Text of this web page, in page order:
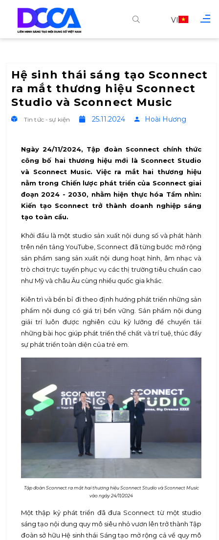
VI
Hệ sinh thái sáng tạo Sconnect
ra mắt thương hiệu Sconnect
Studio và Sconnect Music
Tin tức - sự kiện 25.11.2024 Hoài Hương
Ngày 24/11/2024, Tập đoàn Sconnect chính thức
công bố hai thương hiệu mới là Sconnect Studio
và Sconnect Music. Việc ra mắt hai thương hiệu
nằm trong Chiến lược phát triển của Sconnect giai
đoạn 2024 - 2030, nhằm hiện thực hóa Tầm nhìn:
Kiến tạo Sconnect trở thành doanh nghiệp sáng
tạo toàn cầu.
Khởi đầu là một studio sản xuất nội dung số và phát hành
trên nền tảng YouTube, Sconnect đã từng bước mở rộng
sản phẩm sang sản xuất nội dung hoạt hình, âm nhạc và
trò chơi trực tuyến phục vụ các thị trường tiêu chuẩn cao
như Mỹ và châu Âu cùng nhiều quốc gia khác.
Kiên trì và bền bỉ đi theo định hướng phát triển những sản
phẩm nội dung có giá trị bền vững. Sản phẩm nội dung
giải trí luôn được nghiên cứu kỹ lưỡng để chuyển tải
những bài học giúp phát triển thể chất và trí tuệ, thúc đẩy
sự phát triển toàn diện của trẻ em.
Tập đoàn Sconnect ra mắt hai thương hiệu Sconnect Studio và Sconnect Music
vào ngày 24/11/2024
Một thập kỷ phát triển đã đưa Sconnect từ một studio
sáng tạo nội dung quy mô siêu nhỏ vươn lên trở thành Tập
đoàn sở hữu Hệ sinh thái Sáng tạo mở rộng cả về quy mô